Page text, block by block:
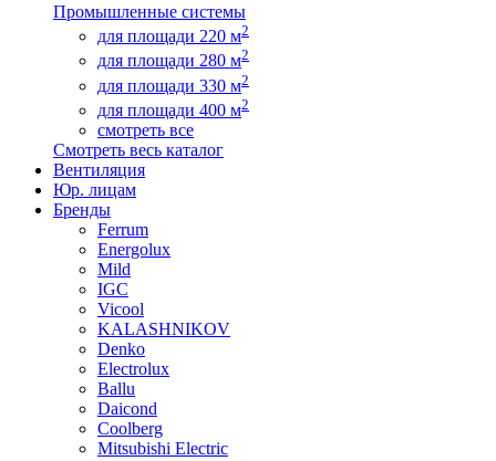
Промышленные системы
для площади 220 м2
для площади 280 м2
для площади 330 м2
для площади 400 м2
смотреть все
Смотреть весь каталог
Вентиляция
Юр. лицам
Бренды
Ferrum
Energolux
Mild
IGC
Vicool
KALASHNIKOV
Denko
Electrolux
Ballu
Daicond
Coolberg
Mitsubishi Electric